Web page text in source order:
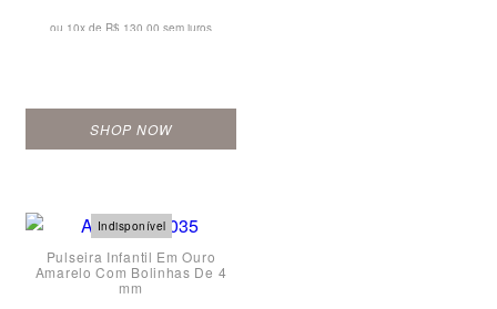
ou 10x de R$ 130,00 sem juros
SHOP NOW
Pulseira Infantil Em Ouro
Amarelo Com Bolinhas De 4
mm